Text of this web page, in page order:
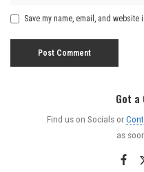
Save my name, email, and
Got a
Find us on Socials or
as